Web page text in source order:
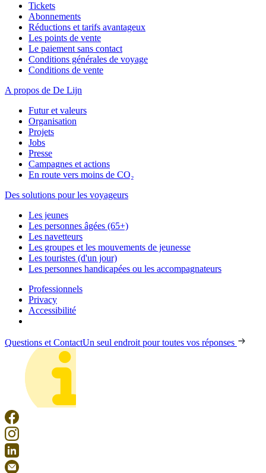
Tickets
Abonnements
Réductions et tarifs avantageux
Les points de vente
Le paiement sans contact
Conditions générales de voyage
Conditions de vente
A propos de De Lijn
Futur et valeurs
Organisation
Projets
Jobs
Presse
Campagnes et actions
En route vers moins de CO₂
Des solutions pour les voyageurs
Les jeunes
Les personnes âgées (65+)
Les navetteurs
Les groupes et les mouvements de jeunesse
Les touristes (d'un jour)
Les personnes handicapées ou les accompagnateurs
Professionnels
Privacy
Accessibilité
Questions et ContactUn seul endroit pour toutes vos réponses